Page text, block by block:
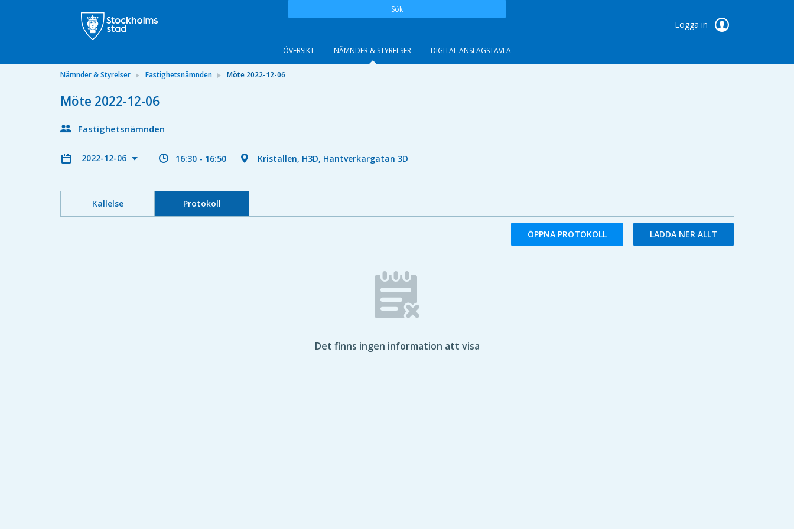
Sök
Logga in
ÖVERSIKT NÄMNDER & STYRELSER DIGITAL ANSLAGSTAVLA
Nämnder & Styrelser Fastighetsnämnden Möte 2022-12-06
Möte 2022-12-06
Fastighetsnämnden
2022-12-06 16:30 - 16:50 Kristallen, H3D, Hantverkargatan 3D
Kallelse Protokoll
ÖPPNA PROTOKOLL LADDA NER ALLT
Det finns ingen information att visa